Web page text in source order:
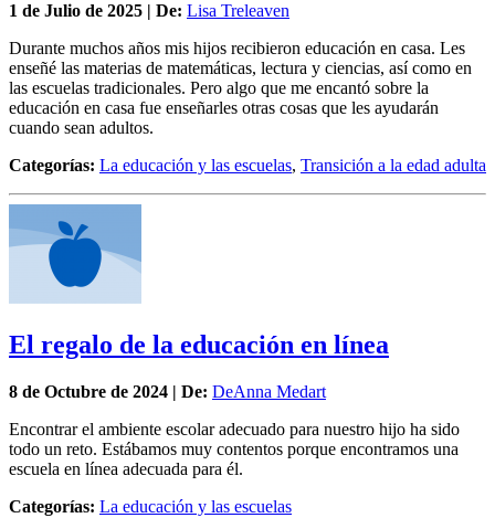
1 de Julio de 2025 | De: Lisa Treleaven
Durante muchos años mis hijos recibieron educación en casa. Les
enseñé las materias de matemáticas, lectura y ciencias, así como en
las escuelas tradicionales. Pero algo que me encantó sobre la
educación en casa fue enseñarles otras cosas que les ayudarán
cuando sean adultos.
Categorías: La educación y las escuelas, Transición a la edad adulta
El regalo de la educación en línea
8 de Octubre de 2024 | De: DeAnna Medart
Encontrar el ambiente escolar adecuado para nuestro hijo ha sido
todo un reto. Estábamos muy contentos porque encontramos una
escuela en línea adecuada para él.
Categorías: La educación y las escuelas